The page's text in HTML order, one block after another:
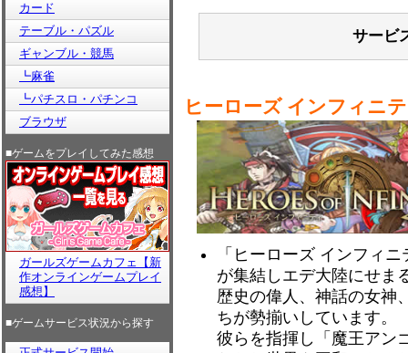
カード
テーブル・パズル
ギャンブル・競馬
┗麻雀
┗パチスロ・パチンコ
ブラウザ
■ゲームをプレイしてみた感想
ガールズゲームカフェ【新
作オンラインゲームプレイ
感想】
■ゲームサービス状況から探す
サービ
ヒーローズ インフィニ
「ヒーローズ インフィ
が集結しエデ大陸にせま
歴史の偉人、神話の女神
ちが勢揃いしています。
彼らを指揮し「魔王アン